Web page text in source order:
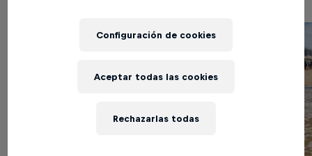
Configuración de cookies
Rechazarlas todas
Aceptar todas las cookies